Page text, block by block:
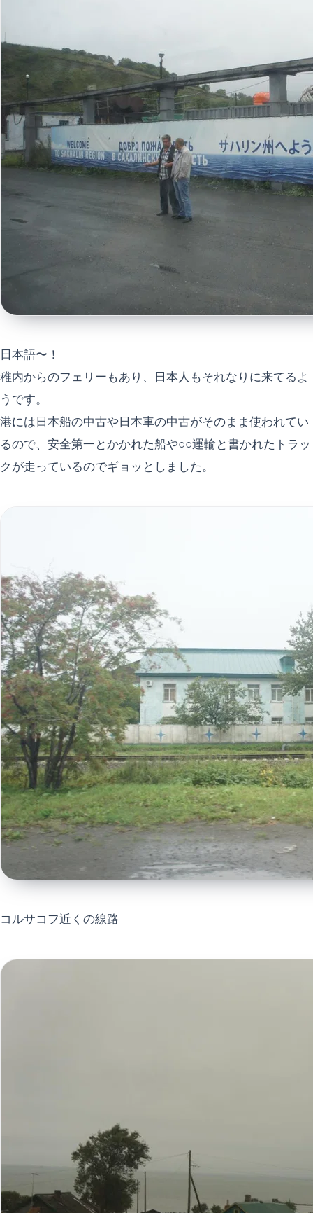
日本語〜！
稚内からのフェリーもあり、日本人もそれなりに来てるよ
うです。
港には日本船の中古や日本車の中古がそのまま使われてい
るので、安全第一とかかれた船や○○運輸と書かれたトラッ
クが走っているのでギョッとしました。
コルサコフ近くの線路